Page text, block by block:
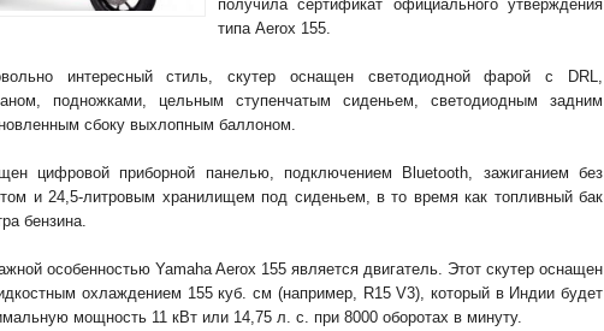
получила сертификат официального утверждения
типа Aerox 155.
интересный стиль, скутер оснащен светодиодной фарой с DRL,
подножками, цельным ступенчатым сиденьем, светодиодным задним
сбоку выхлопным баллоном.
цифровой приборной панелью, подключением Bluetooth, зажиганием без
и 24,5-литровым хранилищем под сиденьем, в то время как топливный бак
бензина.
особенностью Yamaha Aerox 155 является двигатель. Этот скутер оснащен
охлаждением 155 куб. см (например, R15 V3), который в Индии будет
мощность 11 кВт или 14,75 л. с. при 8000 оборотах в минуту.